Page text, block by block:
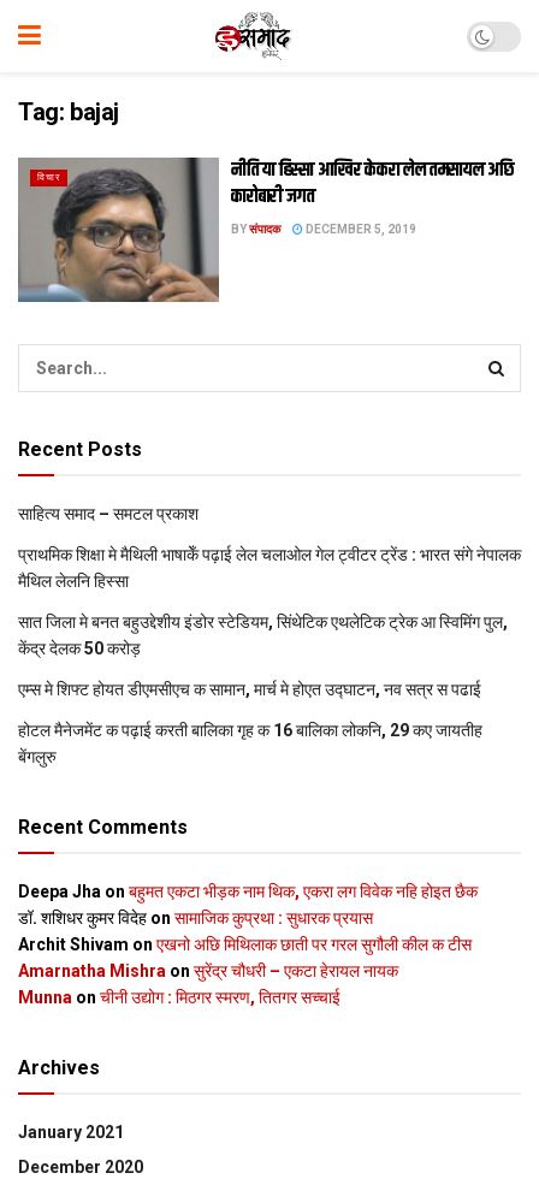
Tag: bajaj
विचार
नीति या हिस्सा आखिर केकरा लेल तमसायल अछि
कारोबारी जगत
BYसंपादक DECEMBER 5, 2019
Recent Posts
साहित्य समाद – समटल प्रकाश
प्राथमिक शि‍क्षा मे मैथि‍ली भाषाकेँ पढ़ाई लेल चलाओल गेल ट्वीटर ट्रेंड : भारत संगे नेपालक
मैथिल लेलनि हिस्सा
सात जिला मे बनत बहुउद्देशीय इंडोर स्‍टेडि‍यम, सिंथेटिक एथलेटिक ट्रेक आ स्विमिंग पुल,
केंद्र देलक 50 करोड़
एम्स मे शिफ्ट होयत डीएमसीएच क सामान, मार्च मे होएत उद्घाटन, नव सत्र स पढाई
होटल मैनेजमेंट क पढ़ाई करती बालिका गृह क 16 बालिका लोकनि, 29 कए जायतीह
बेंगलुरु
Recent Comments
Deepa Jha on बहुमत एकटा भीड़क नाम थिक, एकरा लग विवेक नहि होइत छैक
डॉ. शशिधर कुमर विदेह on सामाजिक कुप्रथा : सुधारक प्रयास
Archit Shivam on एखनो अछि मिथिलाक छाती पर गरल सुगौली कील क टीस
Amarnatha Mishra on सुरेंद्र चौधरी – एकटा हेरायल नायक
Munna on चीनी उद्योग : मिठगर स्‍मरण, तितगर सच्‍चाई
Archives
January 2021
December 2020